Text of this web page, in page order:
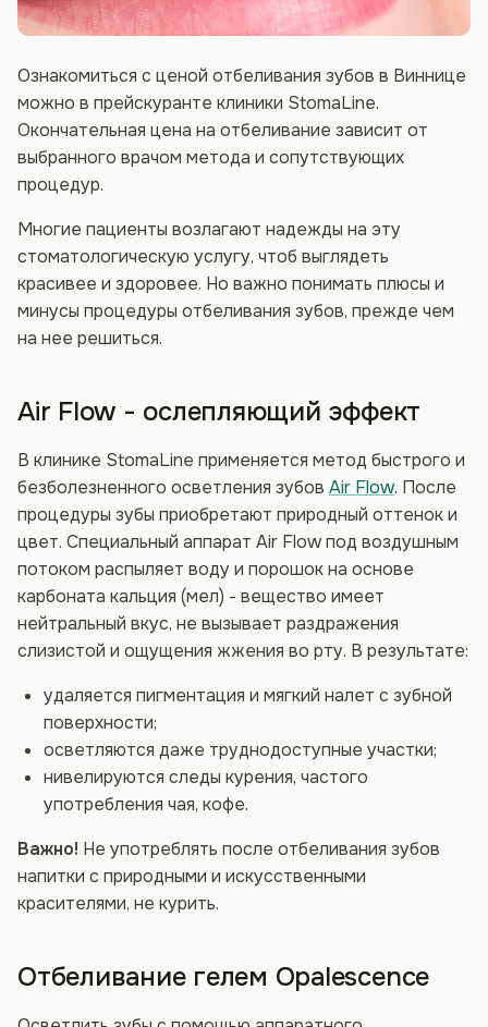
Ознакомиться с ценой отбеливания зубов в Виннице
можно в прейскуранте клиники StomaLine.
Окончательная цена на отбеливание зависит от
выбранного врачом метода и сопутствующих
процедур.
Многие пациенты возлагают надежды на эту
стоматологическую услугу, чтоб выглядеть
красивее и здоровее. Но важно понимать плюсы и
минусы процедуры отбеливания зубов, прежде чем
на нее решиться.
Air Flow - ослепляющий эффект
В клинике StomaLine применяется метод быстрого и
безболезненного осветления зубов Air Flow. После
процедуры зубы приобретают природный оттенок и
цвет. Специальный аппарат Air Flow под воздушным
потоком распыляет воду и порошок на основе
карбоната кальция (мел) - вещество имеет
нейтральный вкус, не вызывает раздражения
слизистой и ощущения жжения во рту. В результате:
удаляется пигментация и мягкий налет с зубной
поверхности;
осветляются даже труднодоступные участки;
нивелируются следы курения, частого
употребления чая, кофе.
Важно! Не употреблять после отбеливания зубов
напитки с природными и искусственными
красителями, не курить.
Отбеливание гелем Opalescence